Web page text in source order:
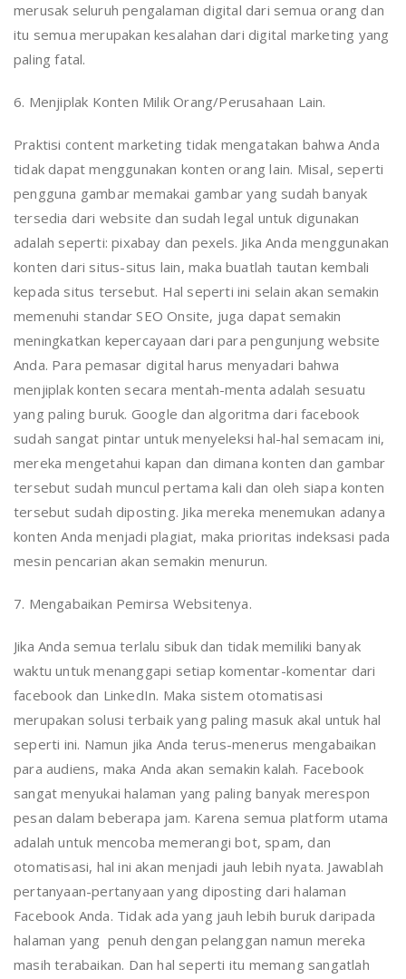
merusak seluruh pengalaman digital dari semua orang dan
itu semua merupakan kesalahan dari digital marketing yang
paling fatal.
6. Menjiplak Konten Milik Orang/Perusahaan Lain.
Praktisi content marketing tidak mengatakan bahwa Anda
tidak dapat menggunakan konten orang lain. Misal, seperti
pengguna gambar memakai gambar yang sudah banyak
tersedia dari website dan sudah legal untuk digunakan
adalah seperti: pixabay dan pexels. Jika Anda menggunakan
konten dari situs-situs lain, maka buatlah tautan kembali
kepada situs tersebut. Hal seperti ini selain akan semakin
memenuhi standar SEO Onsite, juga dapat semakin
meningkatkan kepercayaan dari para pengunjung website
Anda. Para pemasar digital harus menyadari bahwa
menjiplak konten secara mentah-menta adalah sesuatu
yang paling buruk. Google dan algoritma dari facebook
sudah sangat pintar untuk menyeleksi hal-hal semacam ini,
mereka mengetahui kapan dan dimana konten dan gambar
tersebut sudah muncul pertama kali dan oleh siapa konten
tersebut sudah diposting. Jika mereka menemukan adanya
konten Anda menjadi plagiat, maka prioritas indeksasi pada
mesin pencarian akan semakin menurun.
7. Mengabaikan Pemirsa Websitenya.
Jika Anda semua terlalu sibuk dan tidak memiliki banyak
waktu untuk menanggapi setiap komentar-komentar dari
facebook dan LinkedIn. Maka sistem otomatisasi
merupakan solusi terbaik yang paling masuk akal untuk hal
seperti ini. Namun jika Anda terus-menerus mengabaikan
para audiens, maka Anda akan semakin kalah. Facebook
sangat menyukai halaman yang paling banyak merespon
pesan dalam beberapa jam. Karena semua platform utama
adalah untuk mencoba memerangi bot, spam, dan
otomatisasi, hal ini akan menjadi jauh lebih nyata. Jawablah
pertanyaan-pertanyaan yang diposting dari halaman
Facebook Anda. Tidak ada yang jauh lebih buruk daripada
halaman yang penuh dengan pelanggan namun mereka
masih terabaikan. Dan hal seperti itu memang sangatlah